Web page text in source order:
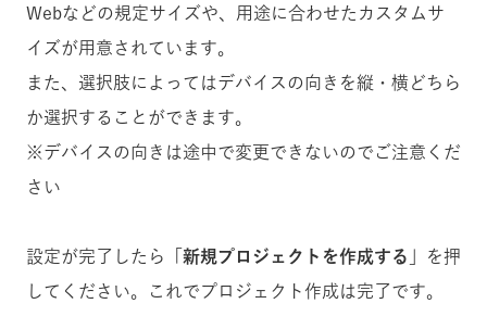
Webなどの規定サイズや、用途に合わせたカスタムサ
イズが用意されています。
また、選択肢によってはデバイスの向きを縦・横どちら
か選択することができます。
※デバイスの向きは途中で変更できないのでご注意くだ
さい
設定が完了したら「 新規プロジェクトを作成する
」を押
してください。これでプロジェクト作成は完了です。